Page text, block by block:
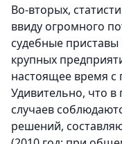
Во-вторых,
ввиду огромного
судебные приставы
крупных
настоящее время с
Удивительно, что
случаев
решений,